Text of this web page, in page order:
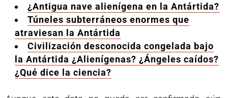
¿Antigua nave alienígena en la Antártida?
Túneles subterráneos enormes que
atraviesan la Antártida
Civilización desconocida congelada bajo
la Antártida ¿Alienígenas? ¿Ángeles caídos?
¿Qué dice la ciencia?